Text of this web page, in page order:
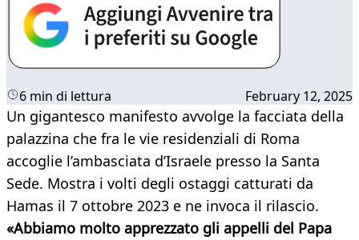
6 min di lettura February 12, 2025
Un gigantesco manifesto avvolge la facciata della
palazzina che fra le vie residenziali di Roma
accoglie l’ambasciata d’Israele presso la Santa
Sede. Mostra i volti degli ostaggi catturati da
Hamas il 7 ottobre 2023 e ne invoca il rilascio.
«Abbiamo molto apprezzato gli appelli del Papa